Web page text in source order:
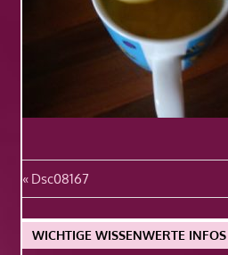
Beitragsnavigation
Vorheriger
Beitrag:
Dsc08167
WICHTIGE WISSENWERTE INFOS